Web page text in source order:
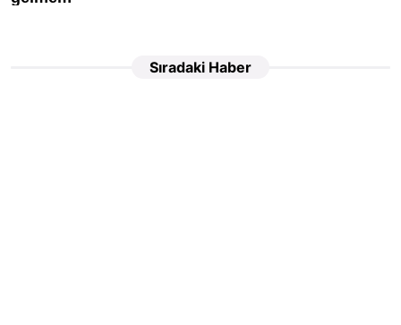
Sıradaki Haber